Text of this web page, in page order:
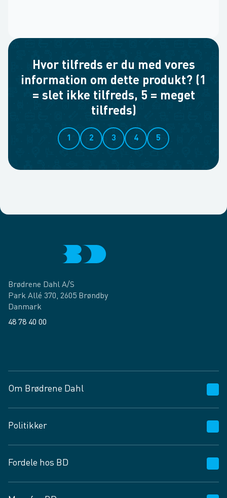
Hvor tilfreds er du med vores
information om dette produkt? (1
= slet ikke tilfreds, 5 = meget
tilfreds)
1 2 3 4 5
Brødrene Dahl A/S
Park Allé 370, 2605 Brøndby
Danmark
48 78 40 00
Om Brødrene Dahl
Vagttelefon 30 10 89 89
Spørgsmål og svar
Job og karriere
Fødevarekontrolrapport
Politikker
Privatlivspolitik
Cookies
Fordele hos BD